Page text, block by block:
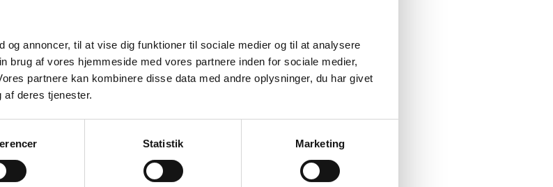
og annoncer, til at vise dig funktioner til sociale medier og til at analysere
brug af vores hjemmeside med vores partnere inden for sociale medier,
partnere kan kombinere disse data med andre oplysninger, du har givet
af deres tjenester.
Statistik Marketing